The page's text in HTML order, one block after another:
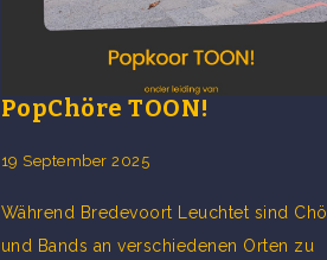
PopChöre TOON!
19 September 2025
Während Bredevoort Leuchtet sind
und Bands an verschiedenen Orten zu